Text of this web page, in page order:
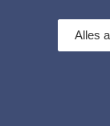
Alles